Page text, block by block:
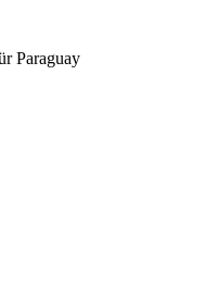
Paraguay